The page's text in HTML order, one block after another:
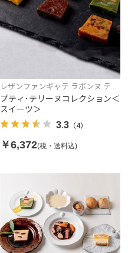
レザンファンギャテ ラボンヌ テリ
ーヌ
プティ･テリーヌコレクション＜
スイーツ＞
3.3（4）
￥6,372(税・送料込)